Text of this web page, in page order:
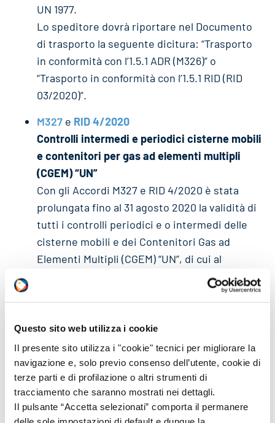
Questo sito web utilizza i cookie
Il presente sito utilizza i "cookie" tecnici per migliorare la
navigazione e, solo previo consenso dell’utente, cookie di
terze parti e di profilazione o altri strumenti di
tracciamento che saranno mostrati nei dettagli.
Il pulsante “Accetta selezionati” comporta il permanere
UN 1977.
Lo speditore dovrà riportare nel Documento
di trasporto la seguente dicitura: “Trasporto
in conformità con l’1.5.1 ADR (M326)” o
“Trasporto in conformità con l’1.5.1 RID (RID
03/2020)”.
M327 e RID 4/2020
Controlli intermedi e periodici cisterne mobili
e contenitori per gas ad elementi multipli
(CGEM) “UN”
Con gli Accordi M327 e RID 4/2020 è stata
prolungata fino al 31 agosto 2020 la validità di
tutti i controlli periodici e o intermedi delle
cisterne mobili e dei Contenitori Gas ad
Elementi Multipli (CGEM) “UN”, di cui al
Capitolo 6.7 ADR o RID, in scadenza tra l’1
marzo e l’1 agosto 2020. I suddetti recipienti
Paesi contraenti l’ADR e il RID che hanno
siglato rispettivamente questi due Accordi. I
controlli intermedi o periodici dovranno
essere svolti prima dell’1 settembre 2020.
Lo speditore dovrà riportare nel Documento
di trasporto la seguente dicitura: “Trasporto